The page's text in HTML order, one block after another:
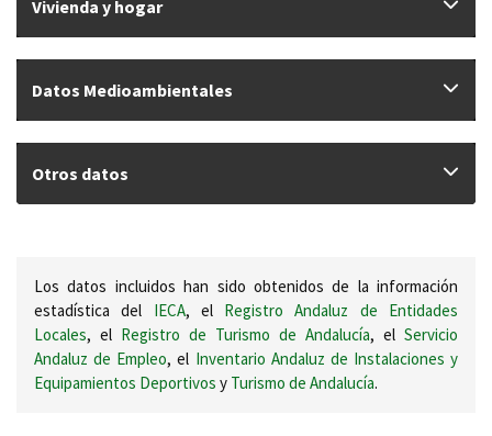
Vivienda y hogar
Datos Medioambientales
Otros datos
Los datos incluidos han sido obtenidos de la información
estadística del IECA, el Registro Andaluz de Entidades
Locales, el Registro de Turismo de Andalucía, el Servicio
Andaluz de Empleo, el Inventario Andaluz de Instalaciones y
Equipamientos Deportivos y Turismo de Andalucía.